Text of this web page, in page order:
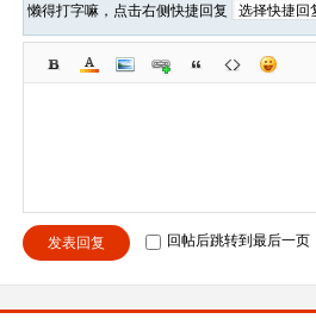
懒得打字嘛，点击右侧快捷回复
发表回复 回帖后跳转到最后一页